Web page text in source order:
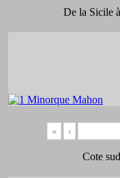
De la Sicile
« ‹
Cote